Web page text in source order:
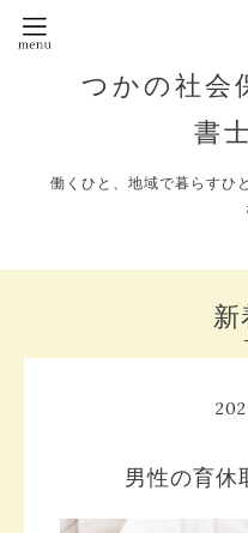
つかの社会
書
働くひと、地域で暮らすひ
新
男性の育休